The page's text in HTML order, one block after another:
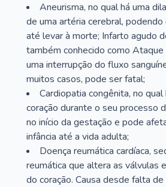
Aneurisma, no qual há uma
de uma artéria cerebral,
até levar à morte; Infarto agudo
também conhecido como Ataque
uma interrupção do fluxo
muitos casos, pode ser fatal;
Cardiopatia congênita, no qual
coração durante o seu processo
no início da gestação e pode
infância até a vida adulta;
Doença reumática cardíaca,
reumática que altera as válvulas
do coração. Causa desde falta de